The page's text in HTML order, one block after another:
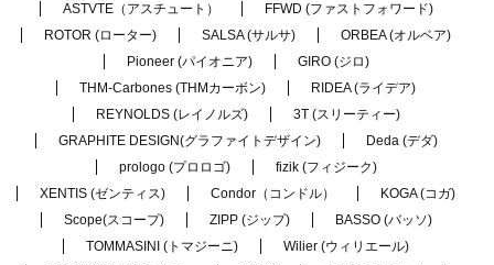
ASTVTE（アスチュート）
FFWD (ファストフォワード)
ROTOR (ローター)
SALSA (サルサ)
ORBEA (オルベア)
Pioneer (パイオニア)
GIRO (ジロ)
THM-Carbones (THMカーボン)
RIDEA (ライデア)
REYNOLDS (レイノルズ)
3T (スリーティー)
GRAPHITE DESIGN(グラファイトデザイン)
Deda (デダ)
prologo (プロロゴ)
fizik (フィジーク)
XENTIS (ゼンティス)
Condor（コンドル）
KOGA (コガ)
Scope(スコープ)
ZIPP (ジップ)
BASSO (バッソ)
TOMMASINI (トマジーニ)
Wilier (ウィリエール)